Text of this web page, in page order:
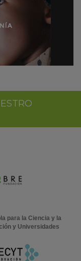
para la Ciencia y la
y Universidades